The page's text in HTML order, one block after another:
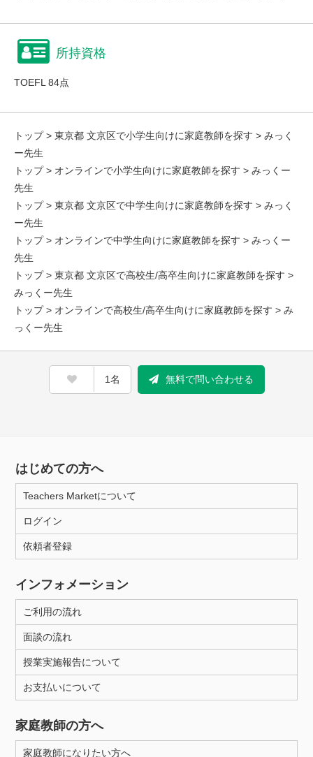
所持資格
TOEFL 84点
トップ> 東京都 文京区で小学生向けに家庭教師を探す > みっく
ー先生
トップ> オンラインで小学生向けに家庭教師を探す > みっくー
先生
トップ> 東京都 文京区で中学生向けに家庭教師を探す > みっく
ー先生
トップ> オンラインで中学生向けに家庭教師を探す > みっくー
先生
トップ> 東京都 文京区で高校生/高卒生向けに家庭教師を探す >
みっくー先生
トップ> オンラインで高校生/高卒生向けに家庭教師を探す > み
っくー先生
1名 無料で問い合わせる
はじめての方へ
Teachers Marketについて
ログイン
依頼者登録
インフォメーション
ご利用の流れ
面談の流れ
授業実施報告について
お支払いについて
家庭教師の方へ
家庭教師になりたい方へ